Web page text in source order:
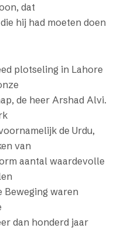
dat
hij had moeten doen
plotseling in Lahore
de heer Arshad Alvi.
de Urdu,
van
aantal waardevolle
waren
dan honderd jaar